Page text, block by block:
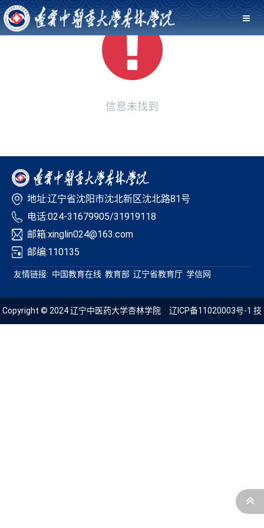
信息未找到
地址:辽宁省沈阳市沈北新区沈北路81号
电话:024-31679905/31919118
邮箱:xinglin024@163.com
邮编:110135
友情链接: 中国教育在线 教育部 辽宁省教育厅 学信网
Copyright © 2024 辽宁中医药大学杏林学院 辽ICP备11020003号-1 技